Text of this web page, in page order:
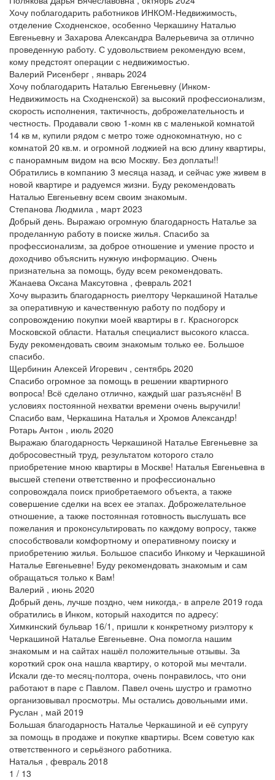
Хочу поблагодарить работников ИНКОМ-Недвижимость,
отделение Сходненское, особенно Черкашину Наталью
Евгеньевну и Захарова Александра Валерьевича за отлично
проведенную работу. С удовольствием рекомендую всем,
кому предстоят операции с недвижимостью.
Валерий Рисенберг , январь 2024
Хочу поблагодарить Наталью Евгеньевну (Инком-
Недвижимость на Сходненской) за высокий профессионализм,
скорость исполнения, тактичность, доброжелательность и
честность. Продавали свою 1-комн кв с маленькой комнатой
14 кв м, купили рядом с метро тоже однокомнатную, но с
комнатой 20 кв.м. и огромной лоджией на всю длину квартиры,
с панорамным видом на всю Москву. Без доплаты!!
Обратились в компанию 3 месяца назад, и сейчас уже живем в
новой квартире и радуемся жизни. Буду рекомендовать
Наталью Евгеньевну всем своим знакомым.
Степанова Людмила , март 2023
Добрый день. Выражаю огромную благодарность Наталье за
проделанную работу в поиске жилья. Спасибо за
профессионализм, за доброе отношение и умение просто и
доходчиво объяснить нужную информацию. Очень
признательна за помощь, буду всем рекомендовать.
Жанаева Оксана Максутовна , февраль 2021
Хочу выразить благодарность риелтору Черкашиной Наталье
за оперативную и качественную работу по подбору и
сопровождению покупки моей квартиры в г. Красногорск
Московской области. Наталья специалист высокого класса.
Буду рекомендовать своим знакомым только ее. Большое
спасибо.
Щербинин Алексей Игоревич , сентябрь 2020
Спасибо огромное за помощь в решении квартирного
вопроса! Всё сделано отлично, каждый шаг разъяснён! В
условиях постоянной нехватки времени очень выручили!
Спасибо вам, Черкашина Наталья и Хромов Александр!
Ротарь Антон , июль 2020
Выражаю благодарность Черкашиной Наталье Евгеньевне за
добросовестный труд, результатом которого стало
приобретение мною квартиры в Москве! Наталья Евгеньевна в
высшей степени ответственно и профессионально
сопровождала поиск приобретаемого объекта, а также
совершение сделки на всех ее этапах. Доброжелательное
отношение, а также постоянная готовность выслушать все
пожелания и проконсультировать по каждому вопросу, также
способствовали комфортному и оперативному поиску и
приобретению жилья. Большое спасибо Инкому и Черкашиной
Наталье Евгеньевне! Буду рекомендовать знакомым и сам
обращаться только к Вам!
Валерий , июнь 2020
Добрый день, лучше поздно, чем никогда,- в апреле 2019 года
обратились в Инком, который находится по адресу:
Химкинский бульвар 16/1, пришли к конкретному риэлтору к
Черкашиной Наталье Евгеньевне. Она помогла нашим
знакомым и на сайтах нашёл положительные отзывы. За
короткий срок она нашла квартиру, о которой мы мечтали.
Искали где-то месяц-полтора, очень понравилось, что они
работают в паре с Павлом. Павел очень шустро и грамотно
организовывал просмотры. Мы остались довольными ими.
Руслан , май 2019
Большая благодарность Наталье Черкашиной и её супругу
за помощь в продаже и покупке квартиры. Всем советую как
ответственного и серьёзного работника.
Наталья , февраль 2018
1 / 13